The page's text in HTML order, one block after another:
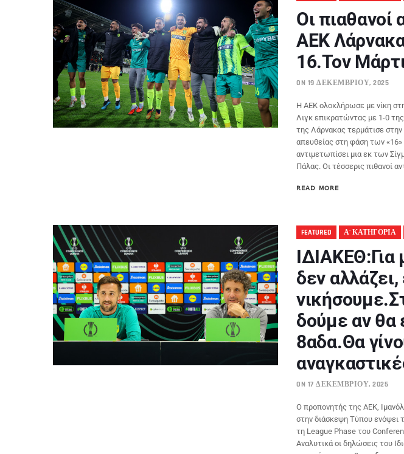
Οι πιαθανοί
ΑΕΚ
16.Τον
ON 19 ΔΕΚΕΜΒΡΊΟΥ, 2025
Η ΑΕΚ ολοκλήρωσε με νίκη
Λιγκ επικρατώντας με 1-0
της Λάρνακας τερμάτισε
απευθείας στη φάση των «16»
αντιμετωπίσει μια εκ των
Πάλας. Οι τέσσερις πιθανοί
READ MORE
FEATURED Α' ΚΑΤΗΓΟΡΙΑ
IΔΙΑΚΕΘ:Για
δεν αλλάζει,
δούμε αν θα
8αδα.Θα
ON 17 ΔΕΚΕΜΒΡΊΟΥ, 2025
Ο προπονητής της ΑΕΚ,
στην διάσκεψη Τύπου ενόψει
τη League Phase του
Αναλυτικά οι δηλώσεις του